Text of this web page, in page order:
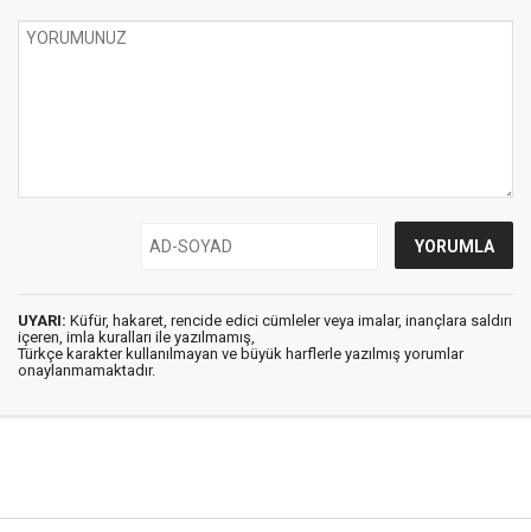
UYARI: Küfür, hakaret, rencide edici cümleler veya imalar, inançlara saldırı
içeren, imla kuralları ile yazılmamış,
Türkçe karakter kullanılmayan ve büyük harflerle yazılmış yorumlar
onaylanmamaktadır.